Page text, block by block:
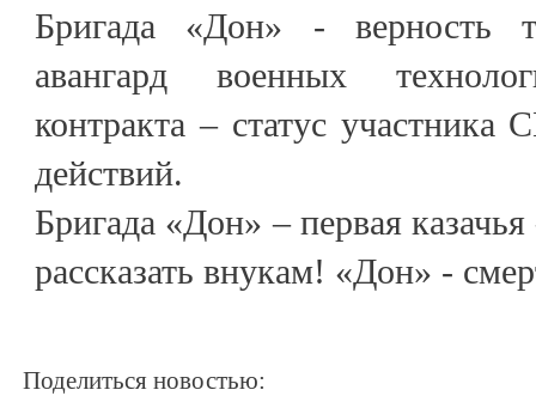
Бригада «Дон» - верность
авангард военных
контракта – статус
действий.
Бригада «Дон» – первая
рассказать внукам! «Дон» -
Поделиться новостью: